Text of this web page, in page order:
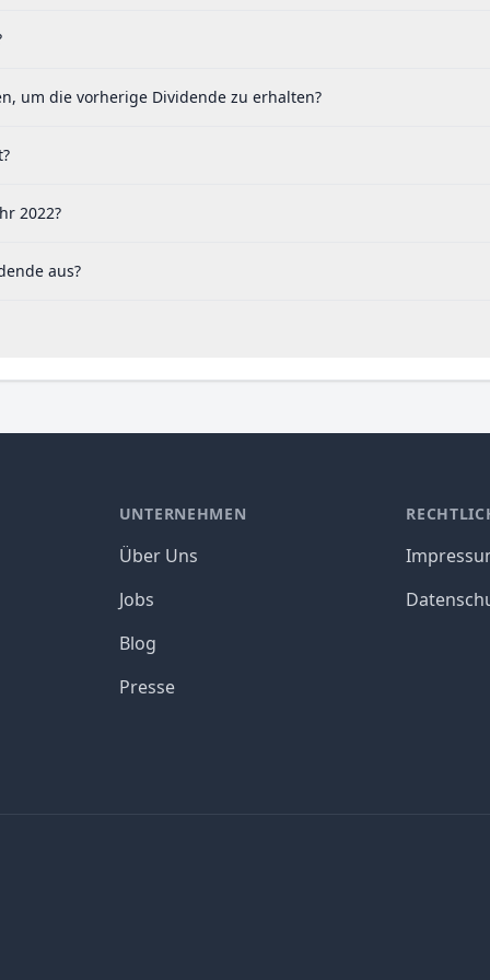
um die vorherige Dividende zu erhalten?
2022?
aus?
UNTERNEHMEN
Über Uns
Jobs
Blog
Presse